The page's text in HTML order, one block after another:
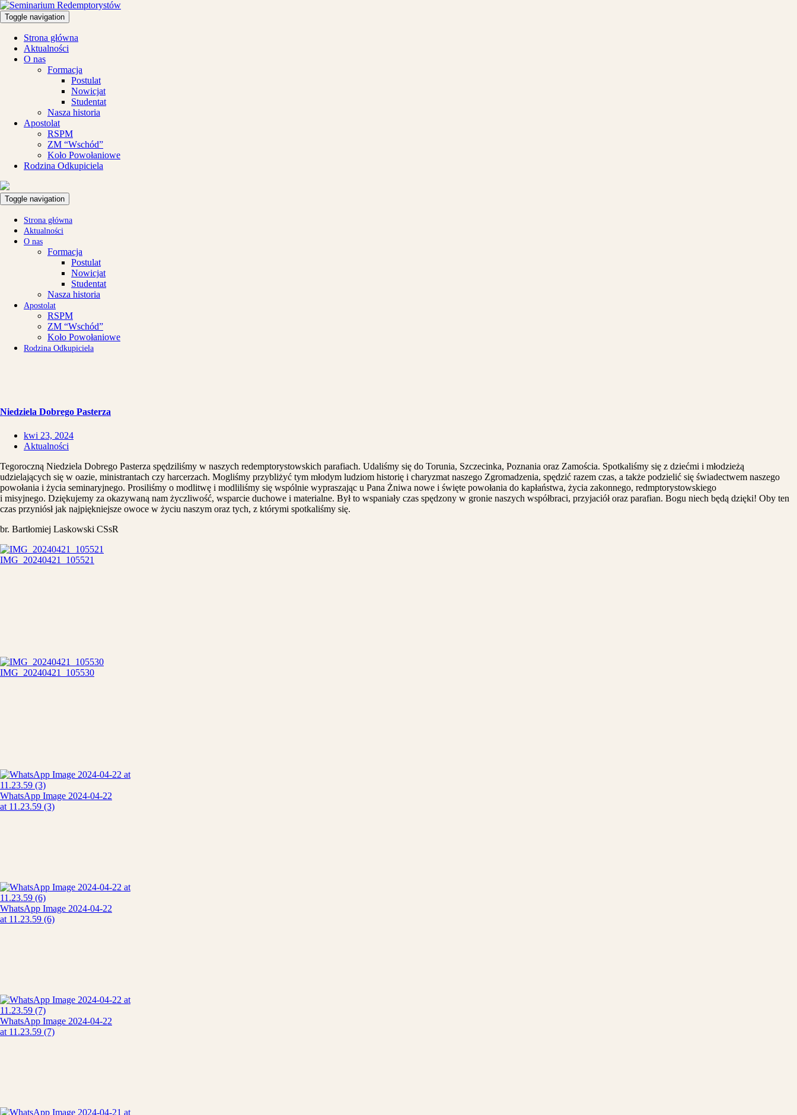
Toggle navigation
Strona główna
Aktualności
O nas
Formacja
Postulat
Nowicjat
Studentat
Nasza historia
Apostolat
RSPM
ZM “Wschód”
Koło Powołaniowe
Rodzina Odkupiciela
Toggle navigation
Strona główna
Aktualności
O nas
Formacja
Postulat
Nowicjat
Studentat
Nasza historia
Apostolat
RSPM
ZM “Wschód”
Koło Powołaniowe
Rodzina Odkupiciela
Niedziela Dobrego Pasterza
kwi 23, 2024
Aktualności
Tegoroczną Niedziela Dobrego Pasterza spędziliśmy w naszych redemptorystowskich parafiach. Udaliśmy się do Torunia, Szczecinka, Poznania oraz Zamościa. Spotkaliśmy się z dziećmi i młodzieżą
udzielających się w oazie, ministrantach czy harcerzach. Mogliśmy przybliżyć tym młodym ludziom historię i charyzmat naszego Zgromadzenia, spędzić razem czas, a także podzielić się świadectwem naszego
powołania i życia seminaryjnego. Prosiliśmy o modlitwę i modliliśmy się wspólnie wypraszając u Pana Żniwa nowe i święte powołania do kapłaństwa, życia zakonnego, redmptorystowskiego
i misyjnego. Dziękujemy za okazywaną nam życzliwość, wsparcie duchowe i materialne. Był to wspaniały czas spędzony w gronie naszych współbraci, przyjaciół oraz parafian. Bogu niech będą dzięki! Oby ten
czas przyniósł jak najpiękniejsze owoce w życiu naszym oraz tych, z którymi spotkaliśmy się.
br. Bartłomiej Laskowski CSsR
IMG_20240421_105521
IMG_20240421_105530
WhatsApp Image 2024-04-22
at 11.23.59 (3)
WhatsApp Image 2024-04-22
at 11.23.59 (6)
WhatsApp Image 2024-04-22
at 11.23.59 (7)